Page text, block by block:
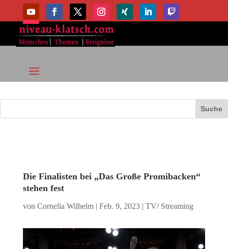
Die Finalisten bei „Das Große Promibacken“
stehen fest
von Cornelia Wilhelm| Feb. 9, 2023| TV/ Streaming